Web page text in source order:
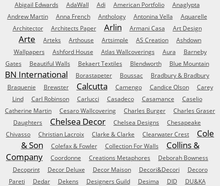
Abigail Edwards AdaWall Adi American Portfolio
Anaglypta
Andrew Martin
Anna French Anthology Antonina Vella
Aquarelle
Architector
Architects Paper Arlin Armani Casa Art Design
Arte Arteks Arthouse Artsimple AS Creation
Ashdown
Wallpapers
Ashford House Atlas Wallcoverings Aura
Barneby
Gates
Beautiful Walls Bekaert Textiles Blendworth Blue Mountain
BN International Borastapeter Boussac
Bradbury & Bradbury
Braquenie
Brewster Calcutta Camengo Candice Olson
Carey
Lind
Carl Robinson Carlucci Casadeco Casamance
Caselio
Catherine Martin
Cesaro Wallcovering Charles Burger
Charles Graser
Daughters
Chelsea Decor Chelsea Designs
Chesapeake
Chivasso
Christian Lacroix Clarke & Clarke Clearwater Crest
Cole
& Son
Colefax & Fowler Collection For Walls
Collins &
Company
Coordonne Creations Metaphores
Deborah Bowness
Decoprint
Decor Deluxe Decor Maison Decori&Decori
Decoro
Pareti
Dedar Dekens Designers Guild Desima DID
DU&KA